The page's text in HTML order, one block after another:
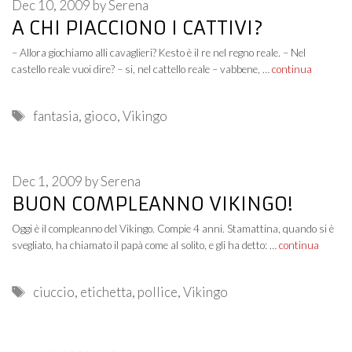
A CHI PIACCIONO I CATTIVI?
Dec 10, 2009 bySerena
– Allora giochiamo alli cavaglieri? Kesto è il re nel regno reale. – Nel
castello reale vuoi dire? – si, nel cattello reale – vabbene, … continua
Tags
fantasia, gioco,Vikingo
BUON COMPLEANNO VIKINGO!
Dec 1, 2009 bySerena
Oggi è il compleanno del Vikingo. Compie 4 anni. Stamattina, quando si è
svegliato, ha chiamato il papà come al solito, e gli ha detto: … continua
Tags
ciuccio, etichetta, pollice,Vikingo